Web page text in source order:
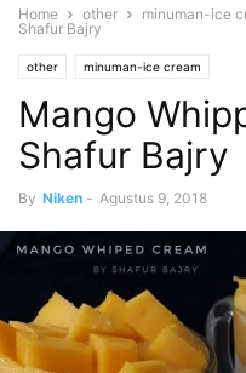
Home other minuman-ice
Shafur Bajry
other minuman-ice cream
Mango
Shafur Bajry
By Niken - Agustus 9, 2018